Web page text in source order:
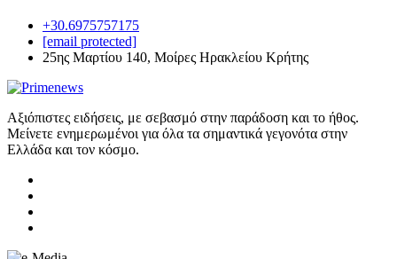
+30.6975757175
[email protected]
25ης Μαρτίου 140, Μοίρες Ηρακλείου Κρήτης
Αξιόπιστες ειδήσεις, με σεβασμό στην παράδοση και το ήθος.
Μείνετε ενημερωμένοι για όλα τα σημαντικά γεγονότα στην
Ελλάδα και τον κόσμο.